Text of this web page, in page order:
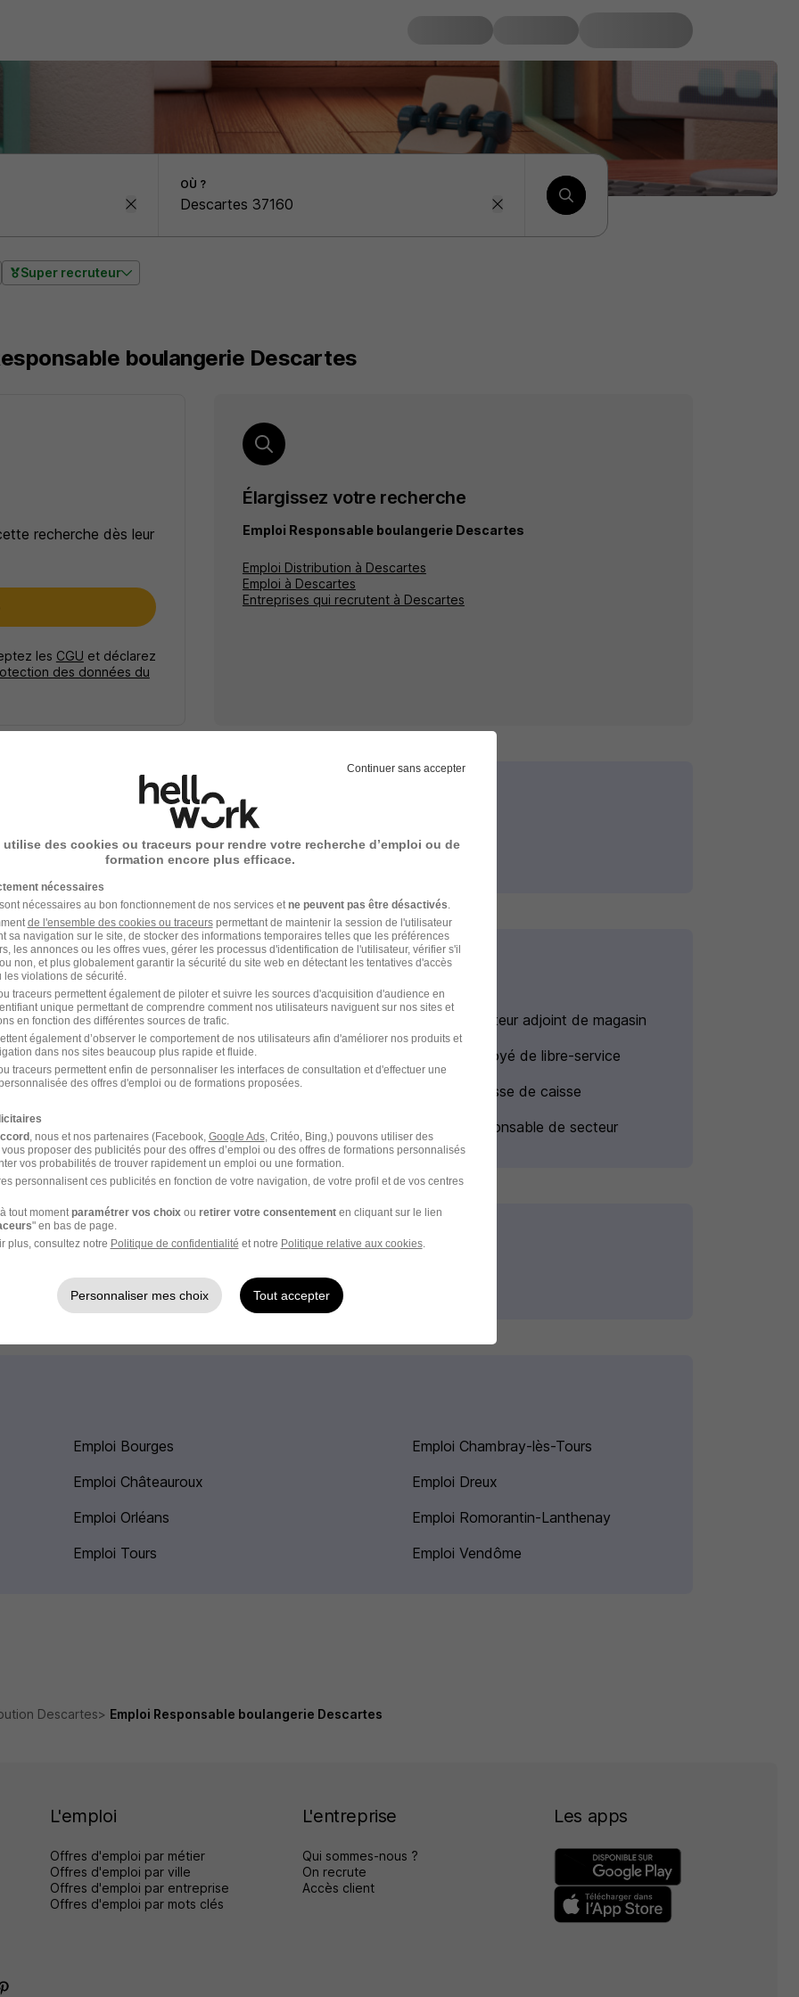
OÙ ?
Super recruteur
boulangerie Descartes
recherche dès leur
les CGU et déclarez
des données du
Élargissez votre recherche
Emploi Responsable boulangerie Descartes
Emploi Distribution à Descartes
Emploi à Descartes
Entreprises qui recrutent à Descartes
Emploi Distribution
Emploi Chef de rayon
Emploi Directeur adjoint de magasin
Emploi Employé de commerce
Emploi Employé de libre-service
Emploi Employé de rayon
Emploi Hôtesse de caisse
Emploi Responsable de secteur
Emploi Bourges
Emploi Chambray-lès-Tours
Emploi Châteauroux
Emploi Dreux
Emploi Orléans
Emploi Romorantin-Lanthenay
Emploi Tours Emploi Vendôme
Descartes Emploi Responsable boulangerie Descartes
L'emploi
Offres d'emploi par métier
Offres d'emploi par ville
Offres d'emploi par entreprise
Offres d'emploi par mots clés
L'entreprise
Qui sommes-nous ?
On recrute
Accès client
Les apps
Continuer sans accepter
utilise des cookies ou traceurs pour rendre votre recherche d’emploi ou de
formation encore plus efficace.
nécessaires
nécessaires au bon fonctionnement de nos services etne peuvent pas être désactivés.
de l'ensemble des cookies ou traceurspermettant de maintenir la session de l'utilisateur
sa navigation sur le site, de stocker des informations temporaires telles que les préférences
les annonces ou les offres vues, gérer les processus d'identification de l'utilisateur, vérifier s'il
non, et plus globalement garantir la sécurité du site web en détectant les tentatives d'accès
les violations de sécurité.
traceurs permettent également de piloter et suivre les sources d'acquisition d'audience en
unique permettant de comprendre comment nos utilisateurs naviguent sur nos sites et
en fonction des différentes sources de trafic.
également d’observer le comportement de nos utilisateurs afin d'améliorer nos produits et
dans nos sites beaucoup plus rapide et fluide.
traceurs permettent enfin de personnaliser les interfaces de consultation et d'effectuer une
des offres d'emploi ou de formations proposées.
, nous et nos partenaires (Facebook, Google Ads, Critéo, Bing,) pouvons utiliser des
proposer des publicités pour des offres d’emploi ou des offres de formations personnalisés
vos probabilités de trouver rapidement un emploi ou une formation.
personnalisent ces publicités en fonction de votre navigation, de votre profil et de vos centres
tout momentparamétrer vos choixou retirer votre consentementen cliquant sur le lien
" en bas de page.
plus, consultez notre Politique de confidentialité et notre Politique relative aux cookies.
Personnaliser mes choix Tout accepter